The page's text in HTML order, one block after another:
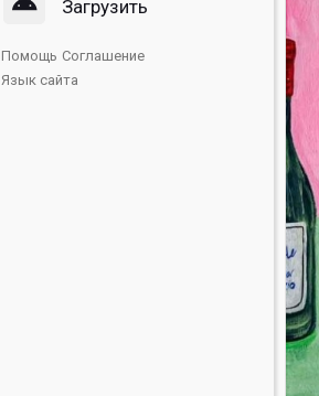
Загрузить
Помощь Соглашение
Язык сайта